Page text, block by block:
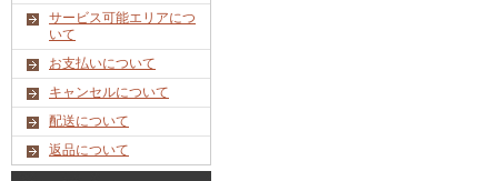
サービス可能エリアにつ
いて
お支払いについて
キャンセルについて
配送について
返品について